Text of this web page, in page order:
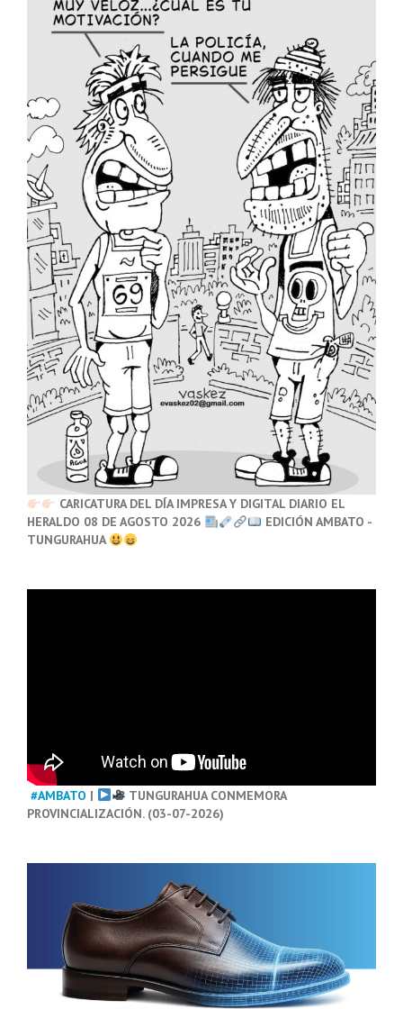
CARICATURA DEL DÍA IMPRESA Y DIGITAL DIARIO EL
HERALDO 08 DE AGOSTO 2026
EDICIÓN AMBATO -
TUNGURAHUA
#AMBATO |
TUNGURAHUA CONMEMORA
PROVINCIALIZACIÓN. (03-07-2026)